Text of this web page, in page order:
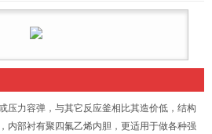
压力容弹，与其它反应釜相比其造价低，结构
内部衬有聚四氟乙烯内胆，更适用于做各种强